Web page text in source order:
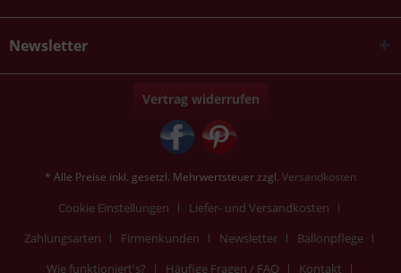
Newsletter
Vertrag widerrufen
* Alle Preise inkl. gesetzl. Mehrwertsteuer zzgl. Versandkosten
Cookie Einstellungen
Liefer- und Versandkosten
Zahlungsarten
Firmenkunden Newsletter
Ballonpflege
Wie funktioniert's?
Häufige Fragen / FAQ Kontakt